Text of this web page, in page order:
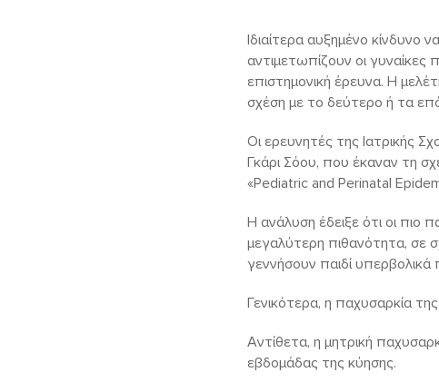
Iδιαίτερα αυξημένο κίνδυνο
αντιμετωπίζουν οι
επιστημονική έρευνα. Η
σχέση με το δεύτερο ή τα
Οι ερευνητές της Ιατρικής
Γκάρι Σόου, που έκαναν τη
«Pediatric and Perinatal
Η ανάλυση έδειξε ότι οι πιο
μεγαλύτερη πιθανότητα, σε
γεννήσουν παιδί
Γενικότερα, η παχυσαρκία
Αντίθετα, η μητρική
εβδομάδας της κύησης.